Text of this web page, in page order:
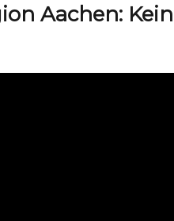
Aachen: